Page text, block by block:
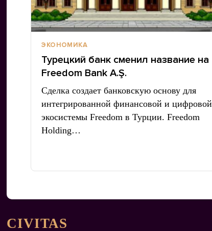
ЭКОНОМИКА
Турецкий банк сменил название на
Freedom Bank A.Ş.
Сделка создает банковскую основу для
интегрированной финансовой и цифровой
экосистемы Freedom в Турции. Freedom
Holding…
CIVITAS